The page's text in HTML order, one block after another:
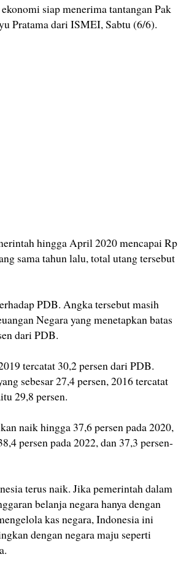
siap menerima tantangan Pak
Pratama dari ISMEI, Sabtu (6/6).
hingga April 2020 mencapai Rp
sama tahun lalu, total utang tersebut
PDB. Angka tersebut masih
Negara yang menetapkan batas
dari PDB.
tercatat 30,2 persen dari PDB.
sebesar 27,4 persen, 2016 tercatat
29,8 persen.
naik hingga 37,6 persen pada 2020,
persen pada 2022, dan 37,3 persen-
terus naik. Jika pemerintah dalam
belanja negara hanya dengan
kas negara, Indonesia ini
dengan negara maju seperti